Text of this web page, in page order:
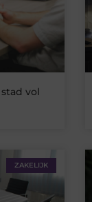
vol
ZAKELIJK